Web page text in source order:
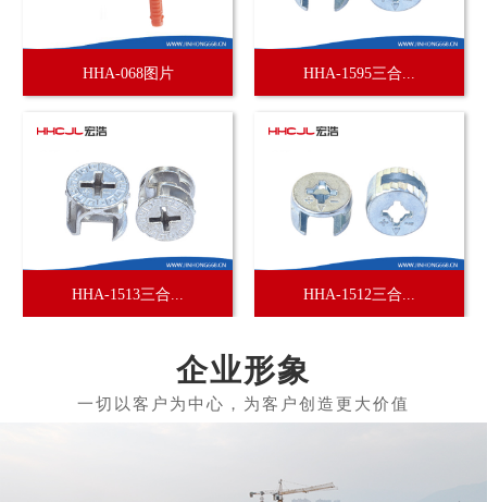
HHA-068图片 HHA-1595三合...
HHA-1513三合... HHA-1512三合...
企业形象